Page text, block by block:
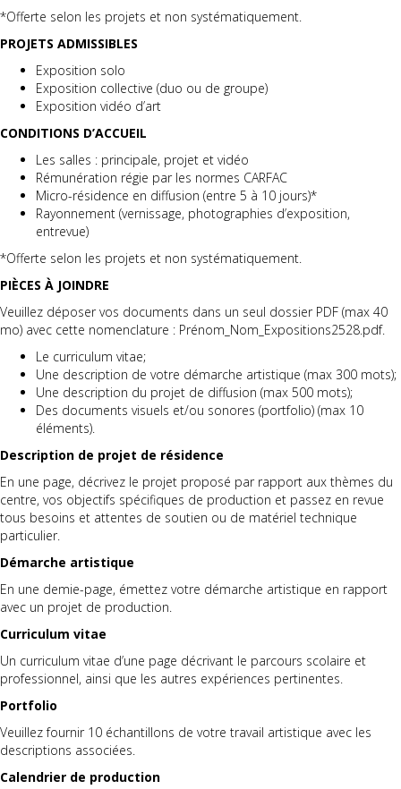
*Offerte selon les projets et non systématiquement.
PROJETS ADMISSIBLES
Exposition solo
Exposition collective (duo ou de groupe)
Exposition vidéo d’art
CONDITIONS D’ACCUEIL
Les salles : principale, projet et vidéo
Rémunération régie par les normes CARFAC
Micro-résidence en diffusion (entre 5 à 10 jours)*
Rayonnement (vernissage, photographies d’exposition,
entrevue)
*Offerte selon les projets et non systématiquement.
PIÈCES À JOINDRE
Veuillez déposer vos documents dans un seul dossier PDF (max 40
mo) avec cette nomenclature : Prénom_Nom_Expositions2528.pdf.
Le curriculum vitae;
Une description de votre démarche artistique (max 300 mots);
Une description du projet de diffusion (max 500 mots);
Des documents visuels et/ou sonores (portfolio) (max 10
éléments).
Description de projet de résidence
En une page, décrivez le projet proposé par rapport aux thèmes du
centre, vos objectifs spécifiques de production et passez en revue
tous besoins et attentes de soutien ou de matériel technique
particulier.
Démarche artistique
En une demie-page, émettez votre démarche artistique en rapport
avec un projet de production.
Curriculum vitae
Un curriculum vitae d’une page décrivant le parcours scolaire et
professionnel, ainsi que les autres expériences pertinentes.
Portfolio
Veuillez fournir 10 échantillons de votre travail artistique avec les
descriptions associées.
Calendrier de production